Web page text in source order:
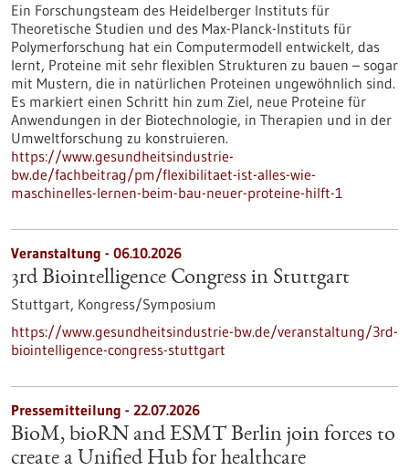
Ein Forschungsteam des Heidelberger Instituts für
Theoretische Studien und des Max-Planck-Instituts für
Polymerforschung hat ein Computermodell entwickelt, das
lernt, Proteine mit sehr flexiblen Strukturen zu bauen – sogar
mit Mustern, die in natürlichen Proteinen ungewöhnlich sind.
Es markiert einen Schritt hin zum Ziel, neue Proteine für
Anwendungen in der Biotechnologie, in Therapien und in der
Umweltforschung zu konstruieren.
https://www.gesundheitsindustrie-
bw.de/fachbeitrag/pm/flexibilitaet-ist-alles-wie-
maschinelles-lernen-beim-bau-neuer-proteine-hilft-1
Veranstaltung - 06.10.2026
3rd Biointelligence Congress in Stuttgart
Stuttgart, Kongress/Symposium
https://www.gesundheitsindustrie-bw.de/veranstaltung/3rd-
biointelligence-congress-stuttgart
Pressemitteilung - 22.07.2026
BioM, bioRN and ESMT Berlin join forces to
create a Unified Hub for healthcare